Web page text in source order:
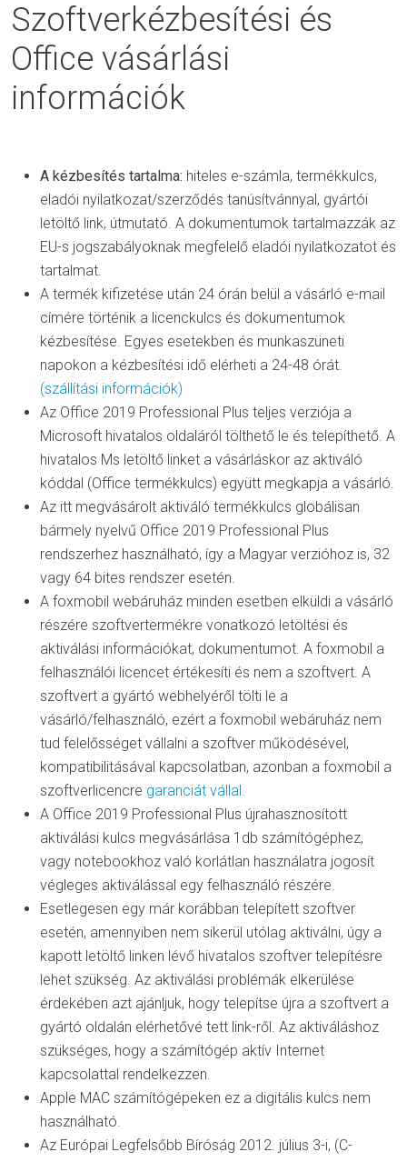
Szoftverkézbesítési és
Office vásárlási
információk
A kézbesítés tartalma: hiteles e-számla, termékkulcs,
eladói nyilatkozat/szerződés tanúsítvánnyal, gyártói
letöltő link, útmutató. A dokumentumok tartalmazzák az
EU-s jogszabályoknak megfelelő eladói nyilatkozatot és
tartalmat.
A termék kifizetése után 24 órán belül a vásárló e-mail
címére történik a licenckulcs és dokumentumok
kézbesítése. Egyes esetekben és munkaszüneti
napokon a kézbesítési idő elérheti a 24-48 órát.
(szállítási információk)
Az Office 2019 Professional Plus teljes verziója a
Microsoft hivatalos oldaláról tölthető le és telepíthető. A
hivatalos Ms letöltő linket a vásárláskor az aktiváló
kóddal (Office termékkulcs) együtt megkapja a vásárló.
Az itt megvásárolt aktiváló termékkulcs globálisan
bármely nyelvű Office 2019 Professional Plus
rendszerhez használható, így a Magyar verzióhoz is, 32
vagy 64 bites rendszer esetén.
A foxmobil webáruház minden esetben elküldi a vásárló
részére szoftvertermékre vonatkozó letöltési és
aktiválási információkat, dokumentumot. A foxmobil a
felhasználói licencet értékesíti és nem a szoftvert. A
szoftvert a gyártó webhelyéről tölti le a
vásárló/felhasználó, ezért a foxmobil webáruház nem
tud felelősséget vállalni a szoftver működésével,
kompatibilitásával kapcsolatban, azonban a foxmobil a
szoftverlicencre garanciát vállal.
A Office 2019 Professional Plus újrahasznosított
aktiválási kulcs megvásárlása 1db számítógéphez,
vagy notebookhoz való korlátlan használatra jogosít
végleges aktiválással egy felhasználó részére.
Esetlegesen egy már korábban telepített szoftver
esetén, amennyiben nem sikerül utólag aktiválni, úgy a
kapott letöltő linken lévő hivatalos szoftver telepítésre
lehet szükség. Az aktiválási problémák elkerülése
érdekében azt ajánljuk, hogy telepítse újra a szoftvert a
gyártó oldalán elérhetővé tett link-ről. Az aktiváláshoz
szükséges, hogy a számítógép aktív Internet
kapcsolattal rendelkezzen.
Apple MAC számítógépeken ez a digitális kulcs nem
használható.
Az Európai Legfelsőbb Bíróság 2012. július 3-i, (C-